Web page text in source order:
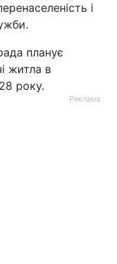
і
планує
житла в
року.
Реклама